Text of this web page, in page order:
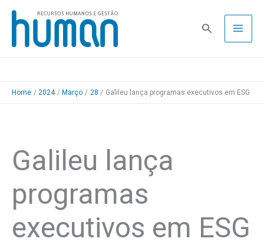
Skip
content
Pesquisa
Home 2024 Março 28 Galileu lança programas executivos em ESG
Galileu lança
programas
executivos em ESG